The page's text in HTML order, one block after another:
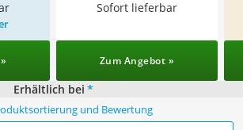
Sofort lieferbar
Zum Angebot »
Erhältlich bei *
und Bewertung